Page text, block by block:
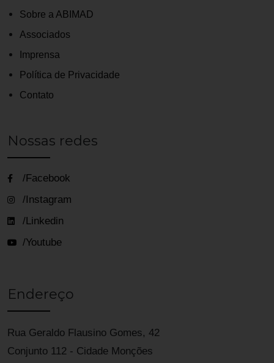
Sobre a ABIMAD
Associados
Imprensa
Política de Privacidade
Contato
Nossas redes
/Facebook
/Instagram
/Linkedin
/Youtube
Endereço
Rua Geraldo Flausino Gomes, 42
Conjunto 112 - Cidade Monções